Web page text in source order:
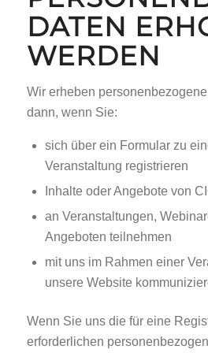
DATEN
WERDEN
Wir erheben
dann, wenn Sie:
sich über ein Formular zu
Veranstaltung registrieren
Inhalte oder Angebote von
an Veranstaltungen,
Angeboten teilnehmen
mit uns im Rahmen einer
unsere Website
Wenn Sie uns die für eine
erforderlichen